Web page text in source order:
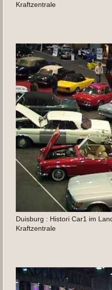
Kraftzentrale
Duisburg : Histori Car1 im
Kraftzentrale